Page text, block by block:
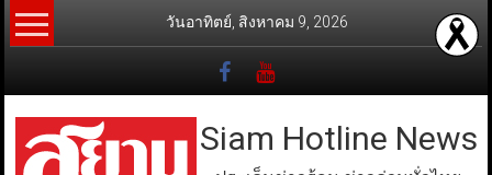
Skip
to
วันอาทิตย์, สิงหาคม 9, 2026
Siam Hotline News